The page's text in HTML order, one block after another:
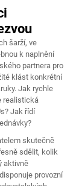
šarží, ve
k naplnění
partnera pro
klást konkrétní
Jak rychle
realistická
Jak řídí
skutečně
sdělit, kolik
aktivně
provozní